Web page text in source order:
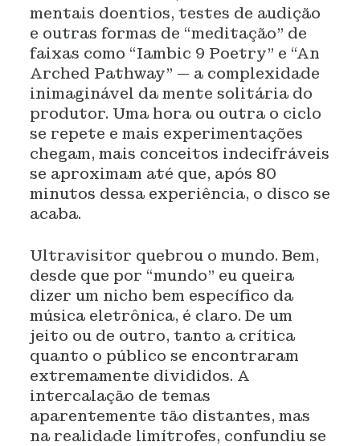
mentais doentios, testes de audição
e outras formas de “meditação” de
faixas como “Iambic 9 Poetry” e “An
Arched Pathway” — a complexidade
inimaginável da mente solitária do
produtor. Uma hora ou outra o ciclo
se repete e mais experimentações
chegam, mais conceitos indecifráveis
se aproximam até que, após 80
minutos dessa experiência, o disco se
acaba.
Ultravisitor quebrou o mundo. Bem,
desde que por “mundo” eu queira
dizer um nicho bem específico da
música eletrônica, é claro. De um
jeito ou de outro, tanto a crítica
quanto o público se encontraram
extremamente divididos. A
intercalação de temas
aparentemente tão distantes, mas
na realidade limítrofes, confundiu se